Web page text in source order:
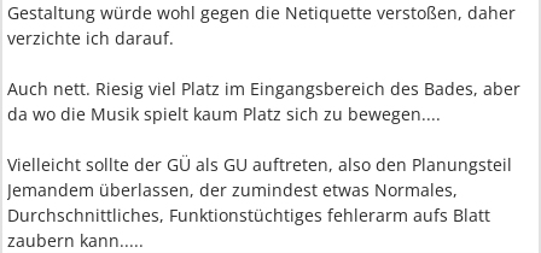
Gestaltung würde wohl gegen die Netiquette verstoßen, daher
verzichte ich darauf.
Auch nett. Riesig viel Platz im Eingangsbereich des Bades, aber
da wo die Musik spielt kaum Platz sich zu bewegen....
Vielleicht sollte der GÜ als GU auftreten, also den Planungsteil
Jemandem überlassen, der zumindest etwas Normales,
Durchschnittliches, Funktionstüchtiges fehlerarm aufs Blatt
zaubern kann.....